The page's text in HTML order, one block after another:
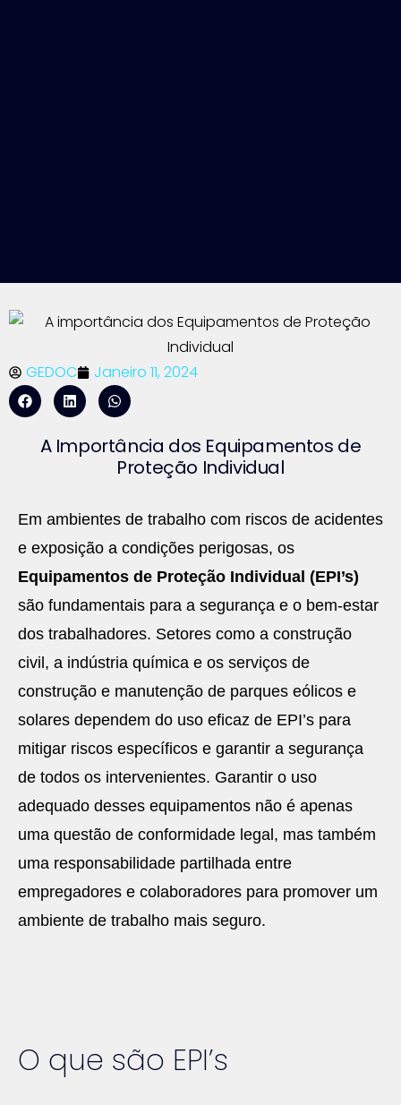
GEDOC Janeiro 11, 2024
A Importância dos Equipamentos de
Proteção Individual
Em ambientes de trabalho com riscos de acidentes
e exposição a condições perigosas, os
Equipamentos de Proteção Individual (EPI’s)
são fundamentais para a segurança e o bem-estar
dos trabalhadores. Setores como a construção
civil, a indústria química e os serviços de
construção e manutenção de parques eólicos e
solares dependem do uso eficaz de EPI’s para
mitigar riscos específicos e garantir a segurança
de todos os intervenientes. Garantir o uso
adequado desses equipamentos não é apenas
uma questão de conformidade legal, mas também
uma responsabilidade partilhada entre
empregadores e colaboradores para promover um
ambiente de trabalho mais seguro.
O que são EPI’s